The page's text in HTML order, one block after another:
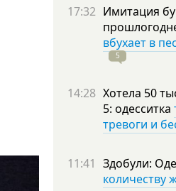
17:32 Имитация
вбухает в
5
14:28 Хотела 50
5: одесситка
тревоги и
11:41 Здобули:
количеству